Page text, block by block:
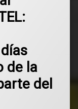
de la
del